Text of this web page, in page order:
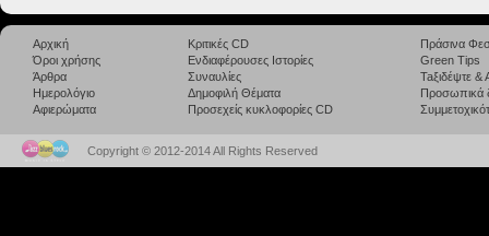
Αρχική
Όροι χρήσης
Άρθρα
Ημερολόγιο
Αφιερώματα
Κριτικές CD
Ενδιαφέρουσες Ιστορίες
Συναυλίες
Δημοφιλή Θέματα
Προσεχείς κυκλοφορίες CD
Πράσινα
Green Tips
Taξιδέψτε
Προσωπικά
Copyright © 2012-2014 All Rights Reserved